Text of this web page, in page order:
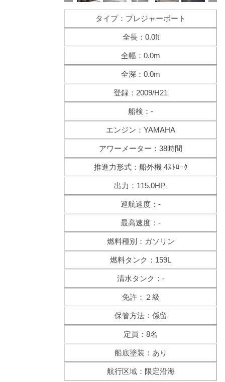
タイプ：プレジャーボート
全長：0.0ft
全幅：0.0m
全深：0.0m
登録：2009/H21
船検：-
エンジン：YAMAHA
アワーメーター：38時間
推進力形式：船外機 4ｽﾄﾛｰｸ
出力：115.0HP-
巡航速度：-
最高速度：-
燃料種別：ガソリン
燃料タンク：159L
清水タンク：-
免許：２級
保管方法：係留
定員：8名
船底塗装：あり
航行区域：限定沿海